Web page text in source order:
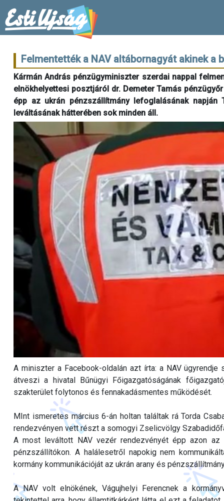
Felmentették a NAV altábornagyát akinek a
Kármán András pénzügyminiszter szerdai nappal
elnökhelyettesi posztjáról dr. Demeter Tamás
épp az ukrán pénzszállítmány lefoglalásának
leváltásának hátterében sok minden áll.
A miniszter a Facebook-oldalán azt írta: a NAV
átveszi a hivatal Bűnügyi Főigazgatóságának
szakterület folytonos és fennakadásmentes működését.
MInt ismeretes március 6-án holtan találtak rá Torda
rendezvényen vett részt a somogyi Zselicvölgy
A most leváltott NAV vezér rendezvényét épp azon az
pénzszállítókon. A halálesetről napokig nem
kormány kommunikációját az ukrán arany és
A NAV volt elnökének, Vágujhelyi Ferencnek a